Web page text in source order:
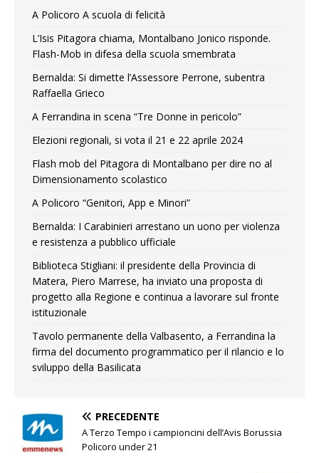
A Policoro A scuola di felicità
L’Isis Pitagora chiama, Montalbano Jonico risponde.
Flash-Mob in difesa della scuola smembrata
Bernalda: Si dimette l’Assessore Perrone, subentra
Raffaella Grieco
A Ferrandina in scena “Tre Donne in pericolo”
Elezioni regionali, si vota il 21 e 22 aprile 2024
Flash mob del Pitagora di Montalbano per dire no al
Dimensionamento scolastico
A Policoro “Genitori, App e Minori”
Bernalda: I Carabinieri arrestano un uono per violenza
e resistenza a pubblico ufficiale
Biblioteca Stigliani: il presidente della Provincia di
Matera, Piero Marrese, ha inviato una proposta di
progetto alla Regione e continua a lavorare sul fronte
istituzionale
Tavolo permanente della Valbasento, a Ferrandina la
firma del documento programmatico per il rilancio e lo
sviluppo della Basilicata
PRECEDENTE
A Terzo Tempo i campioncini dell’Avis Borussia
Policoro under 21